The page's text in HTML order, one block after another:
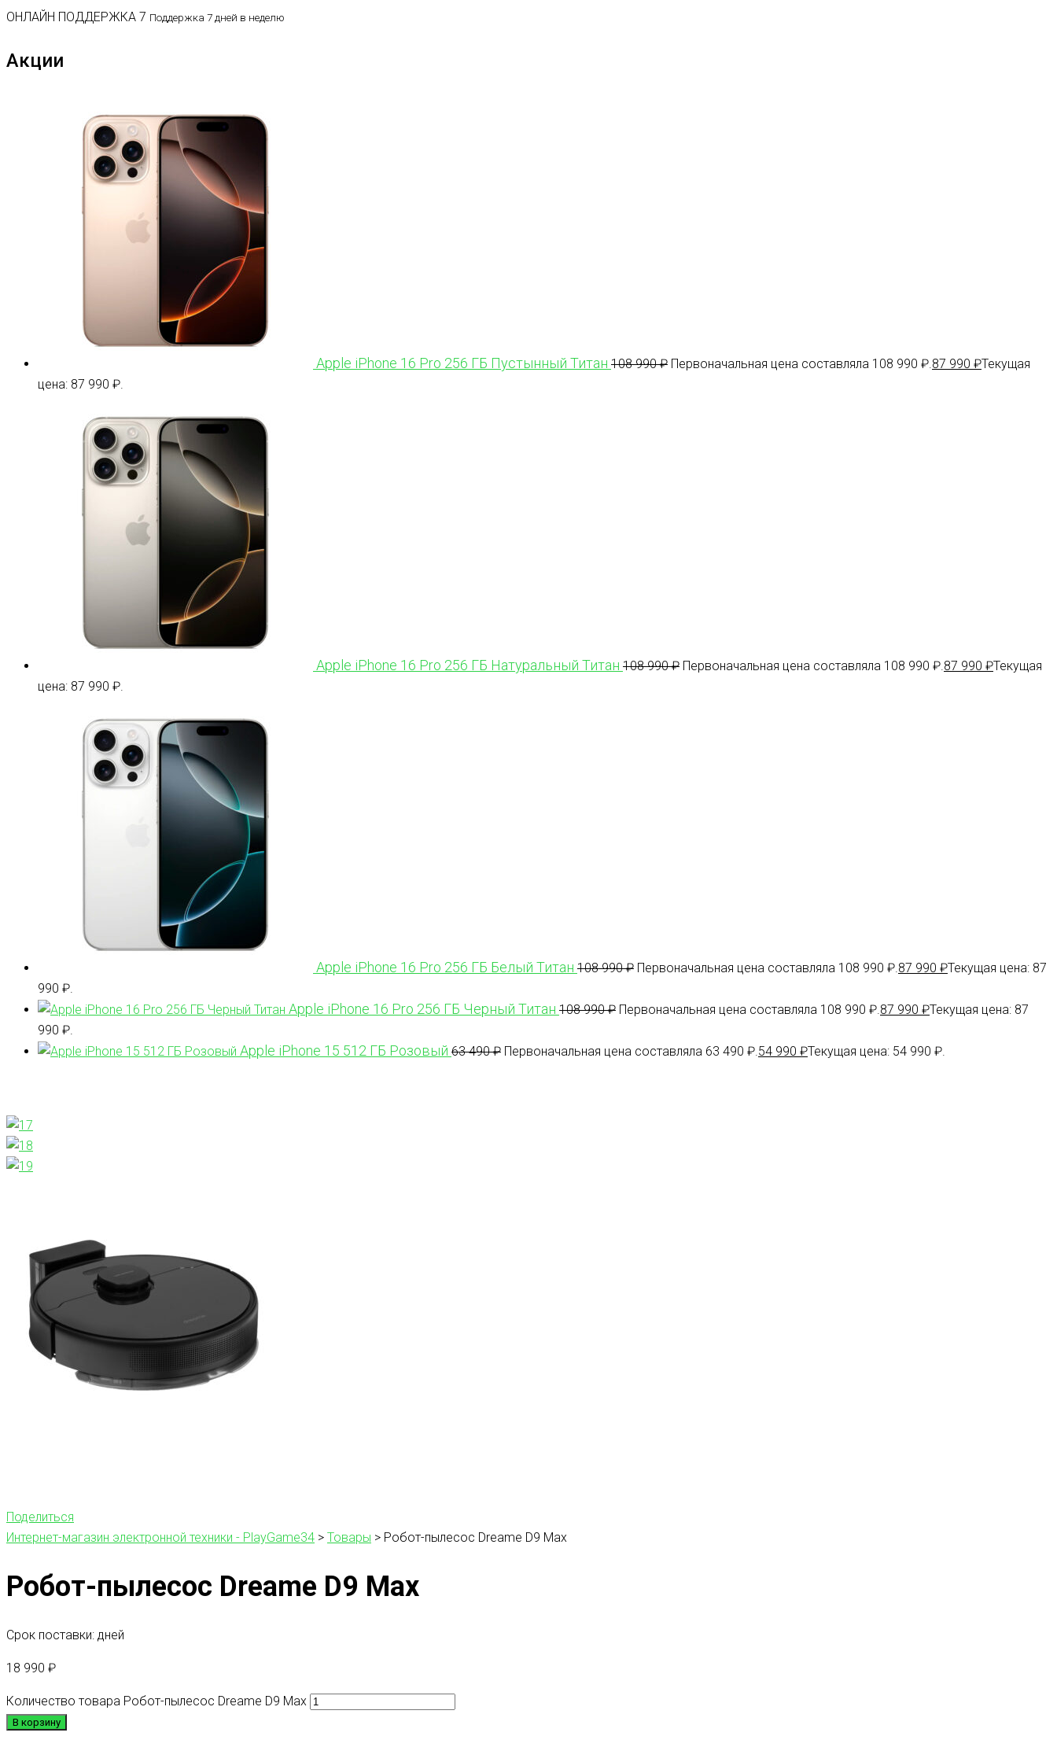
ОНЛАЙН ПОДДЕРЖКА 7 Поддержка 7 дней в неделю
Акции
Apple iPhone 16 Pro 256 ГБ Пустынный Титан 108 990₽ Первоначальная цена составляла 108 990 ₽. 87 990 ₽Текущая
цена: 87 990 ₽.
Apple iPhone 16 Pro 256 ГБ Натуральный Титан 108 990₽ Первоначальная цена составляла 108 990 ₽. 87 990 ₽Текущая
цена: 87 990 ₽.
Apple iPhone 16 Pro 256 ГБ Белый Титан 108 990₽ Первоначальная цена составляла 108 990 ₽. 87 990 ₽Текущая цена: 87
990 ₽.
Apple iPhone 16 Pro 256 ГБ Черный Титан 108 990₽ Первоначальная цена составляла 108 990 ₽. 87 990 ₽Текущая цена: 87
990 ₽.
Apple iPhone 15 512 ГБ Розовый 63 490₽ Первоначальная цена составляла 63 490 ₽. 54 990 ₽Текущая цена: 54 990 ₽.
Поделиться
Интернет-магазин электронной техники - PlayGame34 > Товары > Робот-пылесос Dreame D9 Max
Робот-пылесос Dreame D9 Max
Срок поставки: дней
18 990 ₽
Количество товара Робот-пылесос Dreame D9 Max
В корзину